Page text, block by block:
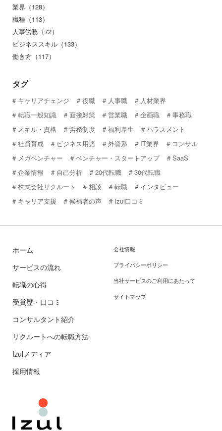
業界（128）
職種（113）
人事労務（72）
ビジネススキル（133）
働き方（117）
タグ
キャリアチェンジ 役職 人事職
人材業界
転職一般知識
面接対策 営業職 企画職
事務職
スキル・資格
労務制度 福利厚生
ハラスメント
社員育成
ビジネス用語 外資系 IT業界
コンサル
メガベンチャー
ベンチャー・スタートアップ
SaaS
企業情報
自己分析 20代転職
30代転職
株式会社リクルート
相談 転職
インタビュー
キャリア支援
候補者の声 Izul口コミ
ホーム
サービスの流れ
転職の心得
受賞歴・口コミ
コンサルタント紹介
リクルートへの転職方法
Izulメディア
採用情報
会社情報
プライバシーポリシー
当社サービスのご利用にあたって
サイトマップ